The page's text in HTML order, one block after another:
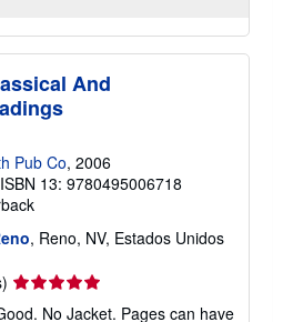
And
Pub Co, 2006
ISBN 13: 9780495006718
, Reno, NV, Estados Unidos
Calificación
del No Jacket. Pages can have